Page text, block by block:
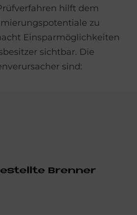
hilft dem
zu
Einsparmöglichkeiten
sichtbar. Die
sind:
Bren­ner